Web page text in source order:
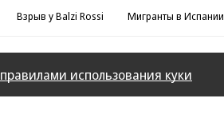
Взрыв у Balzi Rossi Мигранты в Испании
правилами использования куки